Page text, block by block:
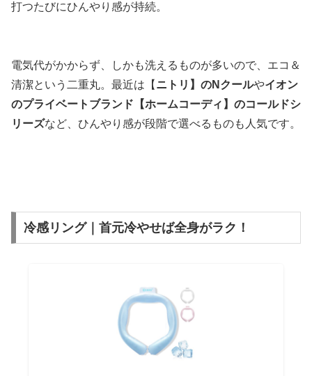
打つたびにひんやり感が持続。
電気代がかからず、しかも洗えるものが多いので、エコ＆
清潔という二重丸。最近は【 ニトリ】のNクールやイオン
のプライベートブランド【ホームコーディ】のコールドシ
リーズなど、ひんやり感が段階で選べるものも人気です。
冷感リング｜首元冷やせば全身がラク！